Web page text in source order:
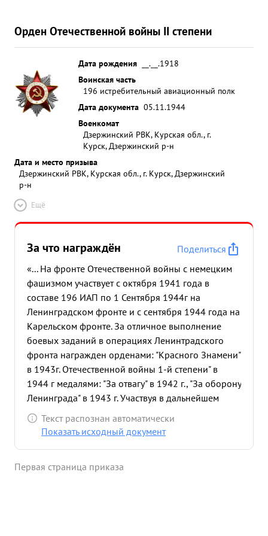
воздушного боях сбил один самолет МЕ-109,
который упал в районе ВАСКЯРВИ 17.6.1944 г.
р-н МУОЛАН-ЯРВИ 5. вел воздушный бой с 1
МЕ-109 и зажег его в воздухе. Самолет упал в
районе оз. МУОЛАН-ЯРВИ. На все сбитые
самолеты с ротивника имеются подтверждения от
наземных войск и экипажей участвовавших в
Орден Отечественной войны II степени
Дата рождения
__.__.1918
Воинская часть
196 истребительный авиационный полк
Дата документа 05.11.1944
Военкомат
Дзержинский РВК, Курская обл., г.
Курск, Дзержинский р-н
Дата и место призыва
Дзержинский РВК, Курская обл., г. Курск, Дзержинский
р-н
Ещё
За что награждён
Поделиться
«... На фронте Отечественной войны с немецким
фашизмом участвует с октября 1941 года в
составе 196 ИАП по 1 Сентября 1944г на
Ленинградском фронте и с сентября 1944 года на
Карельском фронте. За отличное выполнение
боевых заданий в операциях Ленинтрадского
фронта награжден орденами: "Красного Знамени"
в 1943г. Отечественной войны 1-й степени" в
1944 г медалями: "За отвагу" в 1942 г., "За оборону
Ленинграда" в 1943 г. Участвуя в дальнейшем
разгроме немцев на Карельском перешейке
Ленинградского фронта и на Мурманском
них 24 боевых вылета на Мурманском
Текст распознан автоматически
Показать исходный документ
Первая страница приказа